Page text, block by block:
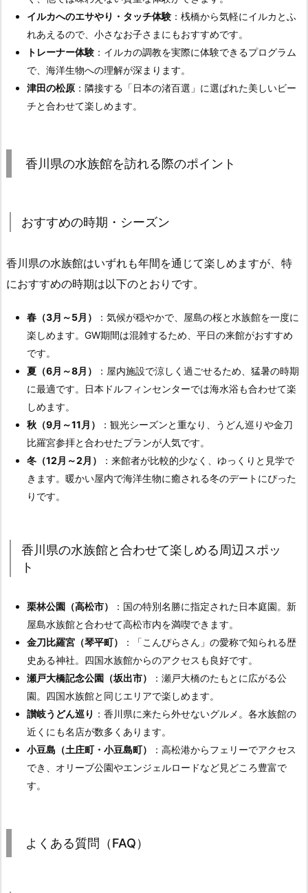
イルカへのエサやり・タッチ体験 ：桟橋から気軽にイルカとふ
れあえるので、小さなお子さまにもおすすめです。
トレーナー体験 ：イルカの調教を実際に体験できるプログラム
で、海洋生物への理解が深まります。
津田の松原 ：隣接する「日本の渚百選」に選ばれた美しいビー
チと合わせて楽しめます。
香川県の水族館を訪れる際のポイント
おすすめの時期・シーズン
香川県の水族館はいずれも年間を通じて楽しめますが、特
におすすめの時期は以下のとおりです。
春（3月～5月）
：気候が穏やかで、屋島の桜と水族館を一度に
楽しめます。GW期間は混雑するため、平日の来館がおすすめ
です。
夏（6月～8月）
：屋内施設で涼しく過ごせるため、猛暑の時期
に最適です。日本ドルフィンセンターでは海水浴も合わせて楽
しめます。
秋（9月～11月）
：観光シーズンと重なり、うどん巡りや金刀
比羅宮参拝と合わせたプランが人気です。
冬（12月～2月）
：来館者が比較的少なく、ゆっくりと見学で
きます。暖かい屋内で海洋生物に癒される冬のデートにぴった
りです。
香川県の水族館と合わせて楽しめる周辺スポッ
ト
栗林公園（高松市）
：国の特別名勝に指定された日本庭園。新
屋島水族館と合わせて高松市内を満喫できます。
金刀比羅宮（琴平町）
：「こんぴらさん」の愛称で知られる歴
史ある神社。四国水族館からのアクセスも良好です。
瀬戸大橋記念公園（坂出市）
：瀬戸大橋のたもとに広がる公
園。四国水族館と同じエリアで楽しめます。
讃岐うどん巡り ：香川県に来たら外せないグルメ。各水族館の
近くにも名店が数多くあります。
小豆島（土庄町・小豆島町）
：高松港からフェリーでアクセス
でき、オリーブ公園やエンジェルロードなど見どころ豊富で
す。
よくある質問（FAQ）